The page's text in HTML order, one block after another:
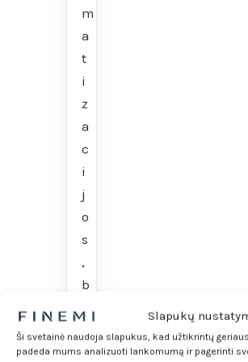
Slapukų
Ši svetainė naudoja slapukus, kad užtikrintų
padeda mums analizuoti lankomumą ir pagerinti
m
a
t
i
z
a
c
i
j
o
s
,
b
o
c